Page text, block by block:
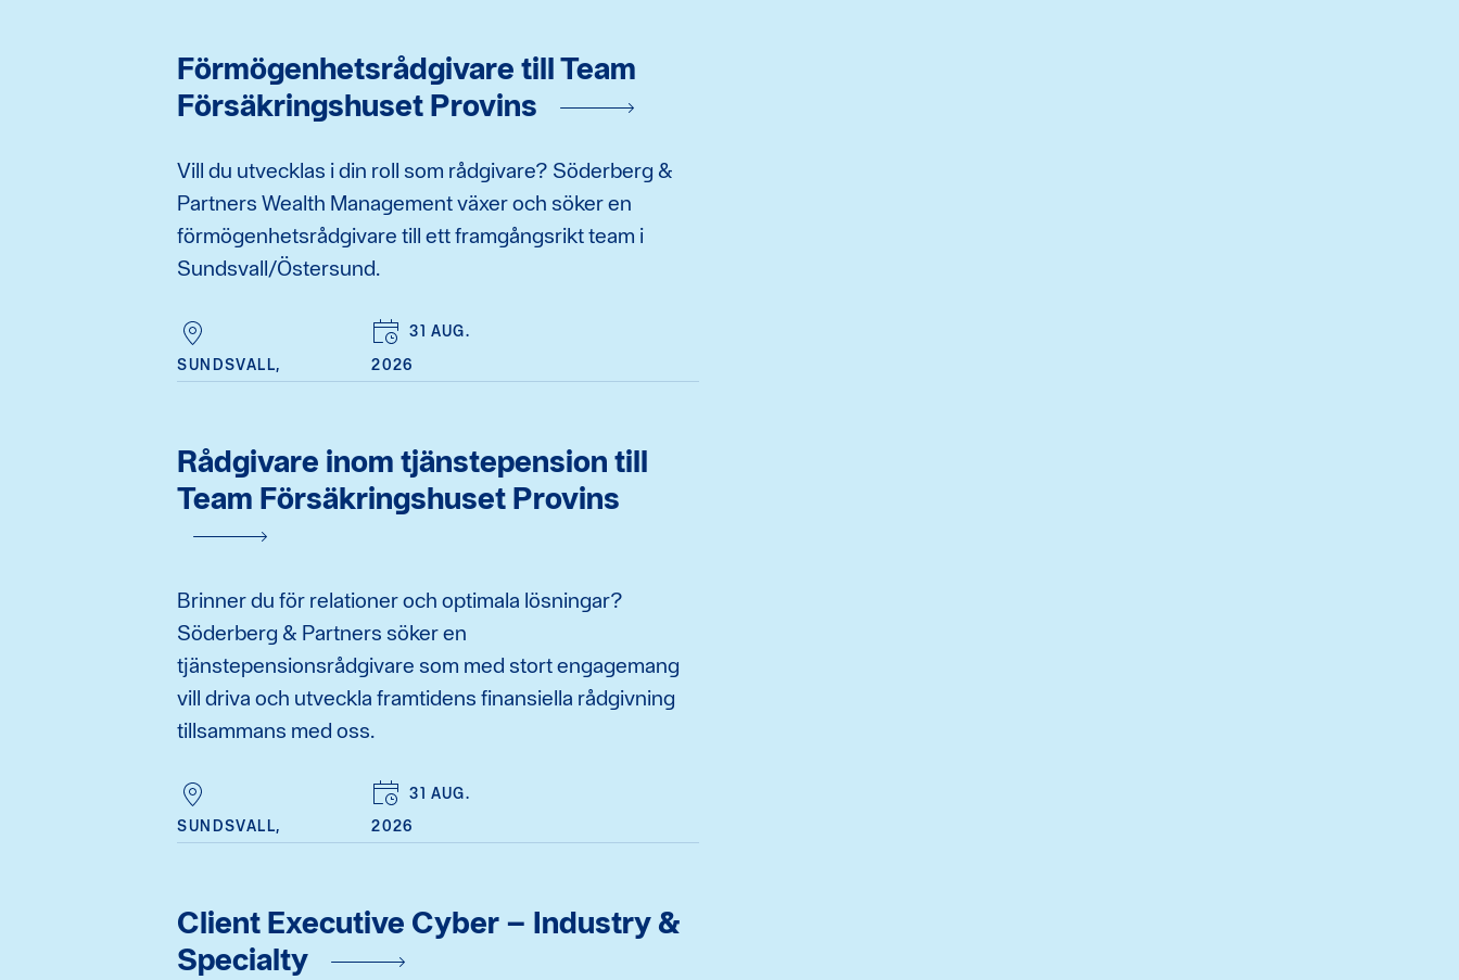
Förmögenhetsrådgivare till Team
Försäkringshuset Provins
Vill du utvecklas i din roll som rådgivare? Söderberg &
Partners Wealth Management växer och söker en
förmögenhetsrådgivare till ett framgångsrikt team i
Sundsvall/Östersund.
SUNDSVALL,
31 AUG.
2026
Rådgivare inom tjänstepension till
Team Försäkringshuset Provins
Brinner du för relationer och optimala lösningar?
Söderberg & Partners söker en
tjänstepensionsrådgivare som med stort engagemang
vill driva och utveckla framtidens finansiella rådgivning
tillsammans med oss.
SUNDSVALL,
31 AUG.
2026
Client Executive Cyber – Industry &
Specialty